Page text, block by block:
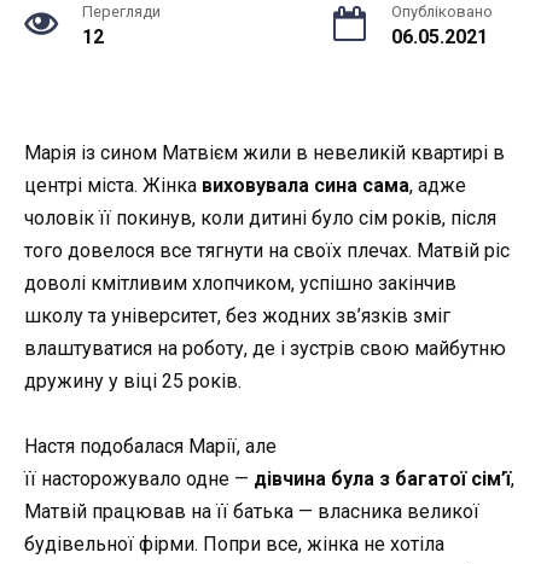
Перегляди
12
Опубліковано
06.05.2021
Марія із сином Матвієм жили в невеликій квартирі в
центрі міста. Жінка виховувала сина сама, адже
чоловік її покинув, коли дитині було сім років, після
того довелося все тягнути на своїх плечах. Матвій ріс
доволі кмітливим хлопчиком, успішно закінчив
школу та університет, без жодних зв’язків зміг
влаштуватися на роботу, де і зустрів свою майбутню
дружину у віці 25 років.
Настя подобалася Марії, але
її насторожувало одне — дівчина була з багатої сім’ї,
Матвій працював на її батька — власника великої
будівельної фірми. Попри все, жінка не хотіла